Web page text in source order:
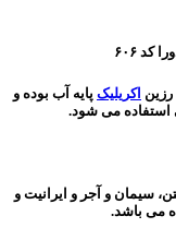
کد ۶۰۶
اکریلیک پایه آب بوده و
استفاده می شود.
سیمان و آجر و ایرانیت و
می باشد.